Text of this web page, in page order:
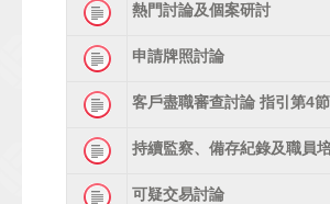
熱門討論及個案研討
申請牌照討論
客戶盡職審查討論 指引第4節
持續監察、備存紀錄及職員
可疑交易討論